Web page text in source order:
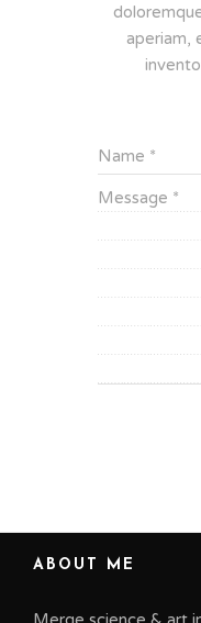
aperiam,
ABOUT ME